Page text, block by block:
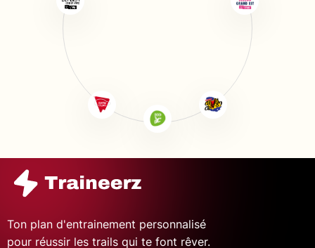
Ton plan d'entrainement personnalisé
pour réussir les trails qui te font rêver.